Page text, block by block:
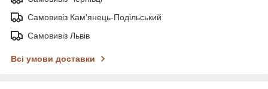
Самовивіз Кам'янець-Подільський
Самовивіз Львів
Всі умови доставки